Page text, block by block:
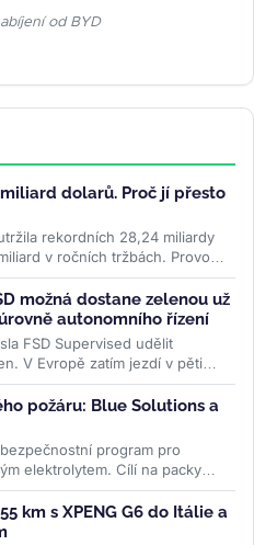
od BYD
dolarů. Proč jí přesto
rekordních 28,24 miliardy
v ročních tržbách. Provozní
možná dostane zelenou už
autonomního řízení
FSD Supervised udělit
V Evropě zatím jezdí v pěti
požáru: Blue Solutions a
program pro
elektrolytem. Cílí na packy
km s XPENG G6 do Itálie a